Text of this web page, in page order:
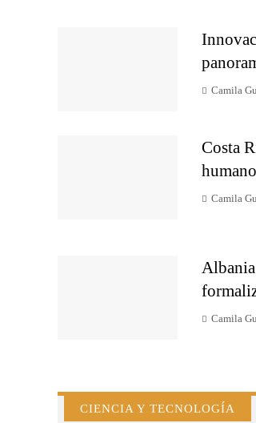
Camila
Costa
Camila
Camila
CIENCIA Y TECNOLOGÍA